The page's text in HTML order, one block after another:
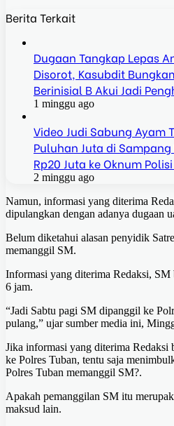
Berita Terkait
Dugaan Tangkap Lepas
Disorot, Kasubdit
Berinisial B Akui Jadi
1 minggu ago
Video Judi Sabung Ayam
Puluhan Juta di
Rp20 Juta ke Oknum
2 minggu ago
Namun, informasi yang diterima
dipulangkan dengan adanya dugaan
Belum diketahui alasan penyidik
memanggil SM.
Informasi yang diterima Redaksi, SM
6 jam.
“Jadi Sabtu pagi SM dipanggil ke
pulang,” ujar sumber media ini,
Jika informasi yang diterima
ke Polres Tuban, tentu saja
Polres Tuban memanggil SM?.
Apakah pemanggilan SM itu
maksud lain.